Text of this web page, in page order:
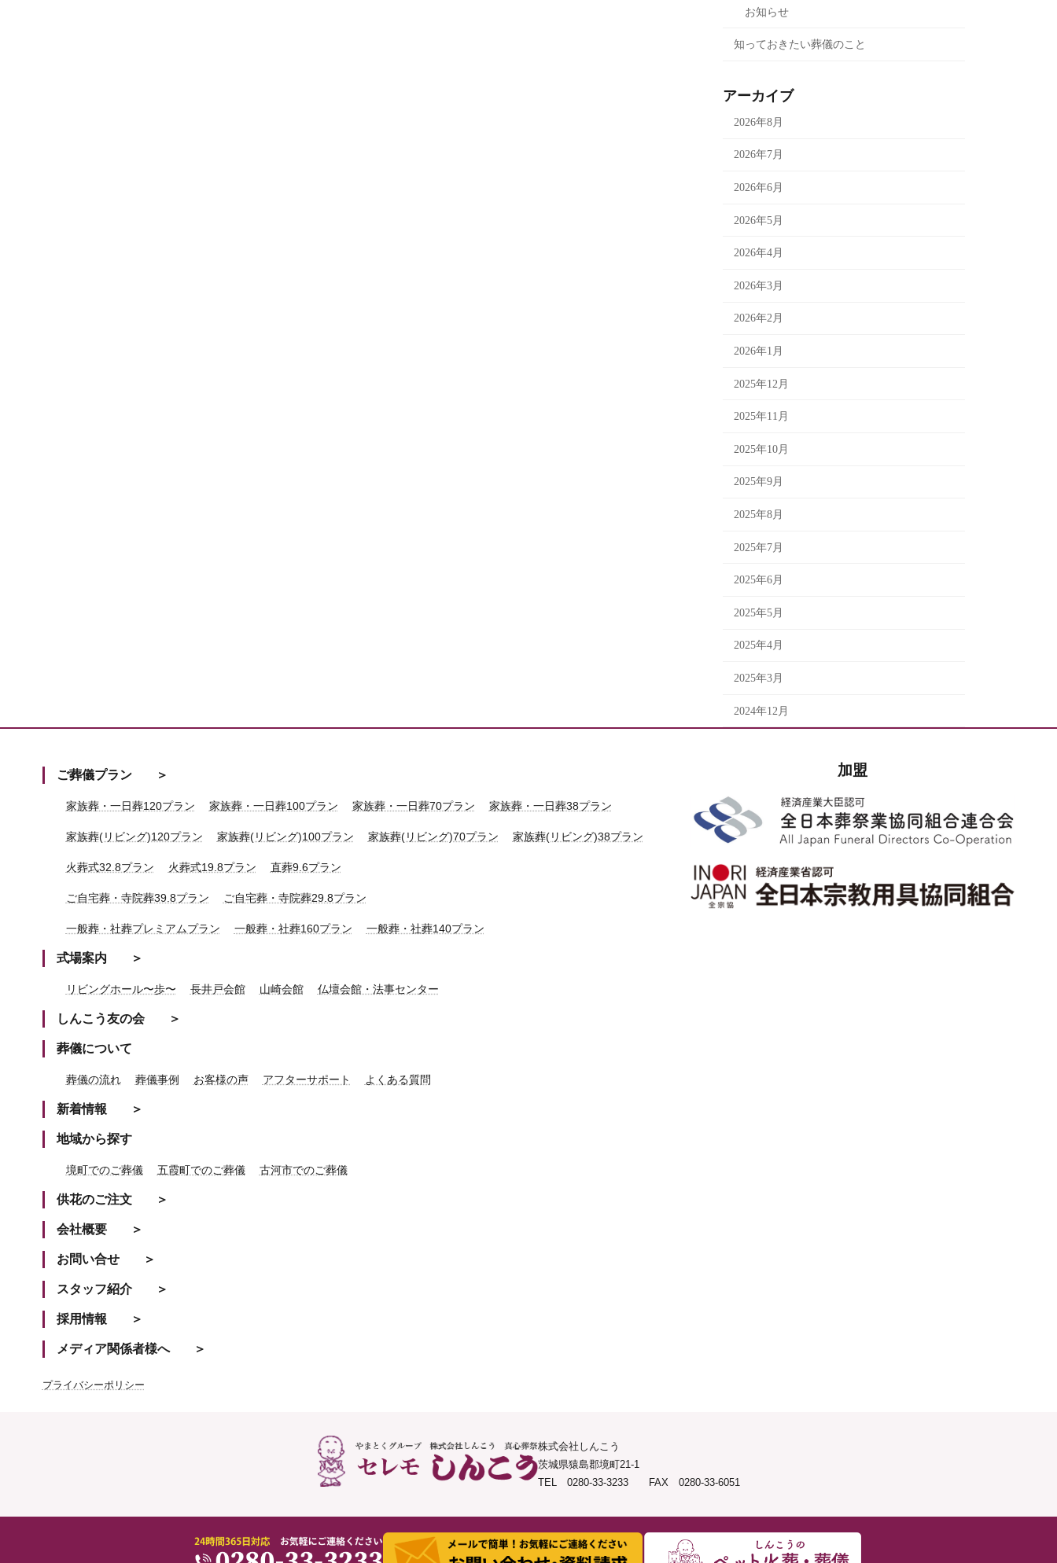
お知らせ
知っておきたい葬儀のこと
アーカイブ
2026年8月
2026年7月
2026年6月
2026年5月
2026年4月
2026年3月
2026年2月
2026年1月
2025年12月
2025年11月
2025年10月
2025年9月
2025年8月
2025年7月
2025年6月
2025年5月
2025年4月
2025年3月
2024年12月
ご葬儀プラン
家族葬・一日葬120プラン 家族葬・一日葬100プラン 家族葬・一日葬70プラン 家族葬・一日葬38プラン
家族葬(リビング)120プラン 家族葬(リビング)100プラン 家族葬(リビング)70プラン 家族葬(リビング)38プラン
火葬式32.8プラン 火葬式19.8プラン 直葬9.6プラン
ご自宅葬・寺院葬39.8プラン ご自宅葬・寺院葬29.8プラン
一般葬・社葬プレミアムプラン 一般葬・社葬160プラン 一般葬・社葬140プラン
式場案内
リビングホール〜歩〜 長井戸会館 山崎会館 仏壇会館・法事センター
しんこう友の会
葬儀について
葬儀の流れ 葬儀事例 お客様の声 アフターサポート よくある質問
新着情報
地域から探す
境町でのご葬儀 五霞町でのご葬儀 古河市でのご葬儀
供花のご注文
会社概要
お問い合せ
スタッフ紹介
採用情報
メディア関係者様へ
プライバシーポリシー
加盟
株式会社しんこう
茨城県猿島郡境町21-1
TEL 0280-33-3233 FAX 0280-33-6051